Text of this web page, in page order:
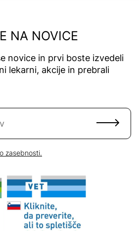
NA NOVICE
novice in prvi boste izvedeli
lekarni, akcije in prebrali
zasebnosti.